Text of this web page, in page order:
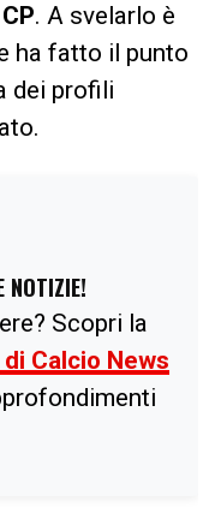
. A svelarlo è
ha fatto il punto
dei profili
NOTIZIE!
Scopri la
Calcio News